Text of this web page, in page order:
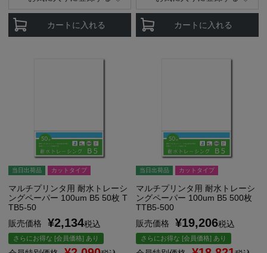
カートに入れる カートに入れる
当日出荷品 カットタイプ
マルチプリンタ用 耐水トレーシ
ングペーパー 100um B5 50枚 T
TB5-50
販売価格
¥2,134税込
さらにお得な [会員価格] あり
当日出荷品 カットタイプ
マルチプリンタ用 耐水トレーシ
ングペーパー 100um B5 500枚
TTB5-500
販売価格
¥19,206税込
さらにお得な [会員価格] あり